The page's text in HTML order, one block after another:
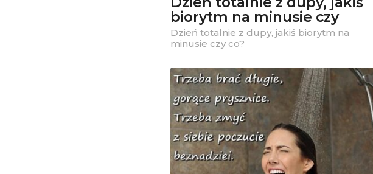
biorytm na minusie czy
Dzień totalnie z dupy, jakiś biorytm na
minusie czy co?